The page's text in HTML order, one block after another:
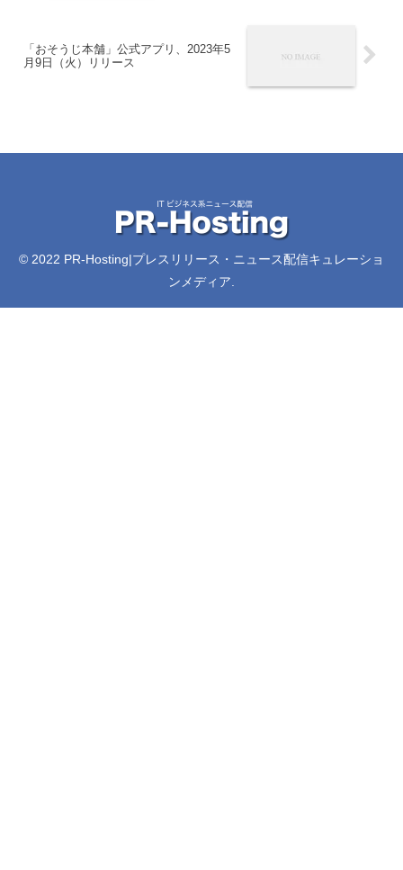
「おそうじ本舗」公式アプリ、2023年5
月9日（火）リリース
© 2022 PR-Hosting|プレスリリース・ニュース配信キュレーショ
ンメディア.